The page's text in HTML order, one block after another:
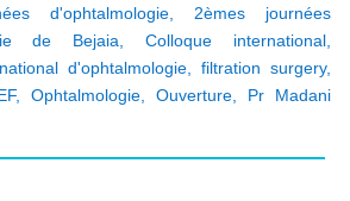
d'ophtalmologie, 2èmes journées
de Bejaia
Colloque international,
d'ophtalmologie, filtration surgery,
, Ophtalmologie, Ouverture, Pr Madani